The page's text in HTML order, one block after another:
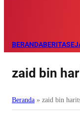
BERANDABERITA
zaid bin
Beranda » zaid bin